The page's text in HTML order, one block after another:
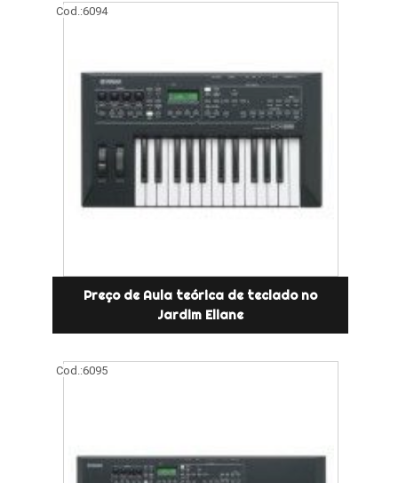
Cod.:6094
Preço de Aula teórica de teclado no
Jardim Eliane
Cod.:6095